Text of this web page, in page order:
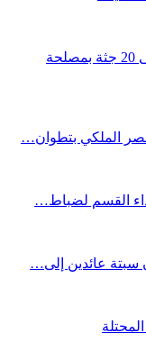
ارتفاع حصيلة ضحايا محاولة اقتحام سبتة إلى 20 جثة بمصلحة
الملكي بتطوان…
القسم لضباط…
سبتة عائدين إلى…